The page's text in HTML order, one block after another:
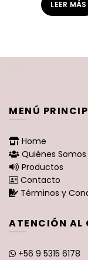
LEER MÁS
MENÚ
Home
Quiénes Somos
Productos
Contacto
Términos y
ATENCIÓN AL
+56 9 5315 6178